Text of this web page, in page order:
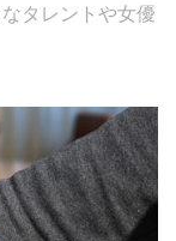
タレントや女優